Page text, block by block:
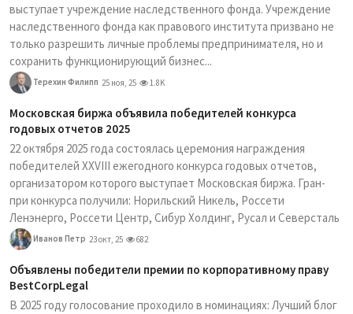
выступает учреждение наследственного фонда. Учреждение
наследственного фонда как правового института призвано не
только разрешить личные проблемы предпринимателя, но и
сохранить функционирующий бизнес...
Терехин Филипп 25 ноя, 25 1.8K
Московская биржа объявила победителей конкурса
годовых отчетов 2025
22 октября 2025 года состоялась церемония награждения
победителей XXVIII ежегодного конкурса годовых отчетов,
организатором которого выступает Московская биржа. Гран-
при конкурса получили: Норильский Никель, Россети
Ленэнерго, Россети Центр, Сибур Холдинг, Русал и Северсталь
Иванов Петр 23 окт, 25 682
Объявлены победители премии по корпоративному праву
BestCorpLegal
В 2025 году голосование проходило в номинациях: Лучший блог